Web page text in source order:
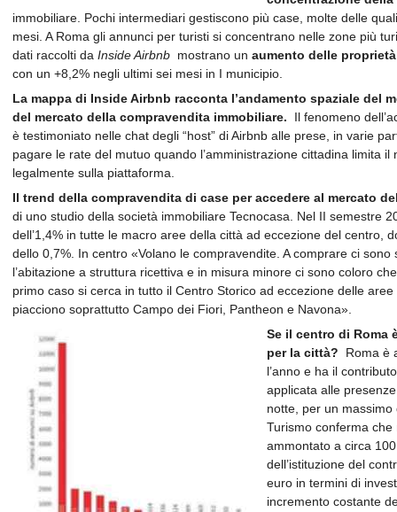
immobiliare. Pochi intermediari gestiscono più case, molte delle
mesi. A Roma gli annunci per turisti si concentrano nelle zone più
dati raccolti da Inside Airbnbmostrano un aumento delle
con un +8,2% negli ultimi sei mesi in I municipio.
La mappa di Inside Airbnb racconta l’andamento spaziale del
del mercato della compravendita immobiliare. Il fenomeno
è testimoniato nelle chat degli “host” di Airbnb alle prese, in varie
pagare le rate del mutuo quando l’amministrazione cittadina limita
legalmente sulla piattaforma.
Il trend della compravendita di case per accedere al mercato
di uno studio della società immobiliare Tecnocasa. Nel II semestre
dell’1,4% in tutte le macro aree della città ad eccezione del centro,
dello 0,7%. In centro «Volano le compravendite. A comprare ci
l’abitazione a struttura ricettiva e in misura minore ci sono coloro
primo caso si cerca in tutto il Centro Storico ad eccezione delle
piacciono soprattutto Campo dei Fiori, Pantheon e Navona».
Se il centro di Roma
per la città? Roma è
l’anno e ha il
applicata alle
notte, per un massimo
Turismo conferma
ammontato a circa
dell’istituzione del
euro in termini di
incremento costante